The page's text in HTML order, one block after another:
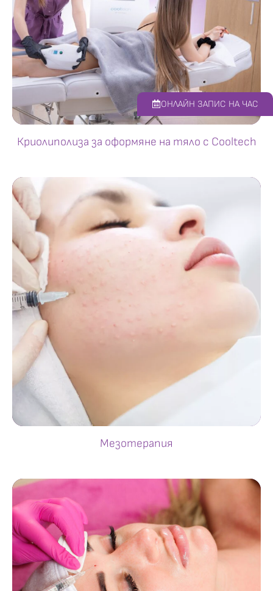
Криолиполиза за оформяне на тяло с Cooltech
Мезотерапия
ОНЛАЙН ЗАПИС НА ЧАС